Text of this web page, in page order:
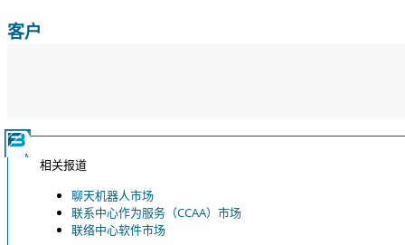
客户
相关报道
聊天机器人市场
联系中心作为服务（CCAA）市场
联络中心软件市场